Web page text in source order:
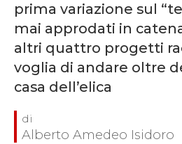
prima variazione sul
mai approdati in
altri quattro progetti
voglia di andare oltre
casa dell’elica
Alberto Amedeo Isidoro